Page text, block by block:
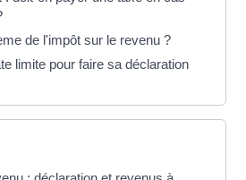
de l'impôt sur le revenu ?
limite pour faire sa déclaration